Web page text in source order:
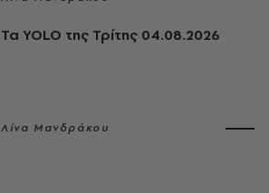
Τα YOLO της Τρίτης 04.08.2026
Λίνα Μανδράκου